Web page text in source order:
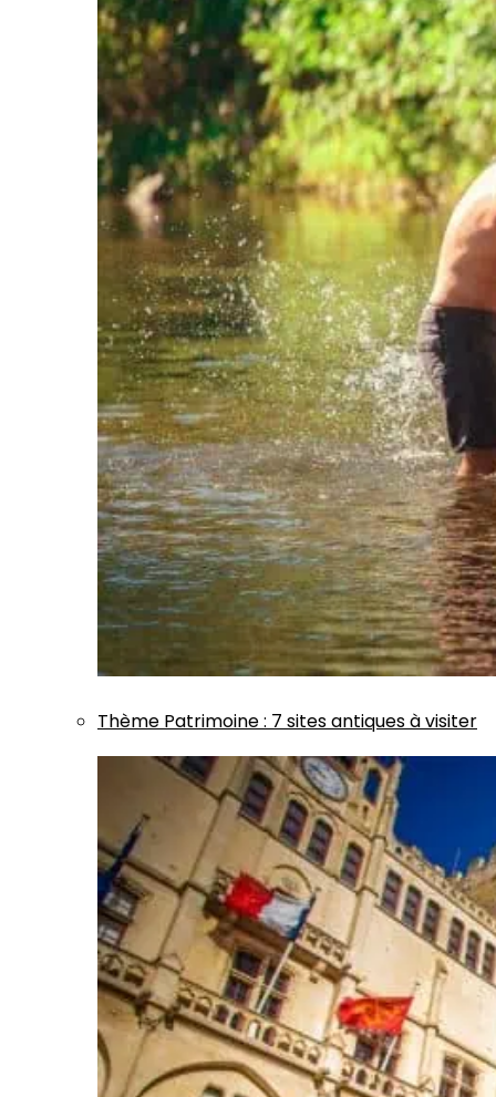
Thème Patrimoine: 7 sites antiques à visiter